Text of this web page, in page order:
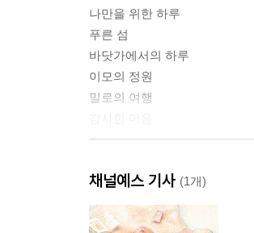
나만을 위한 하루
푸른 섬
바닷가에서의 하루
이모의 정원
밀로의 여행
감사의 말
옮긴이의 말 깊은 잠으로의 초대
채널예스 기사 (1개)